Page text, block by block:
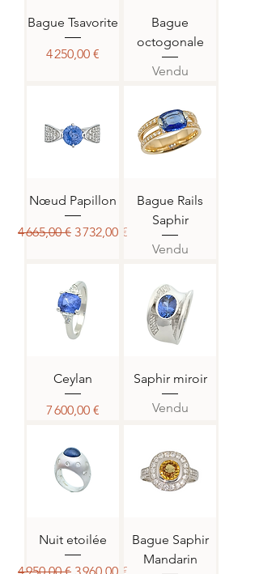
Bague Tsavorite
Prix
4 250,00 €
Bague
octogonale
Vendu
Nœud Papillon
Prix original
4 665,00 € Prix promotionnel
3 732,00 €
Bague Rails
Saphir
Vendu
Ceylan
Prix
7 600,00 €
Saphir miroir
Vendu
Nuit etoilée
Prix originalPrix promotionnel
Bague Saphir
Mandarin